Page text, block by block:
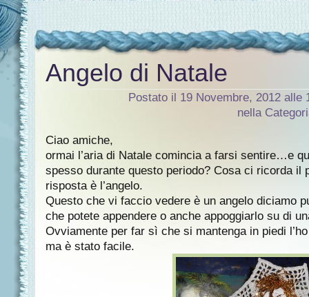
Angelo di Natale
Postato il 19 Novembre, 2012 alle
nella
Ciao amiche,
ormai l’aria di Natale comincia a farsi sentire…e
spesso durante questo periodo? Cosa ci ricorda il
risposta è l’angelo.
Questo che vi faccio vedere è un angelo diciamo
che potete appendere o anche appoggiarlo su di
Ovviamente per far sì che si mantenga in piedi
ma è stato facile.